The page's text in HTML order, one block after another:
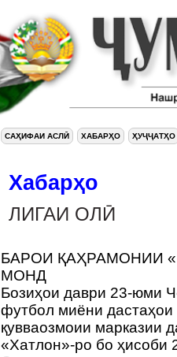
САҲИФАИ АСЛӢ ХАБАРҲО ҲУҶҶАТҲО
Хабарҳо
ЛИГАИ ОЛӢ
БАРОИ ҚАҲРАМОНИИ
МОНД
Бозиҳои даври 23-юми
футбол миёни
қувваозмоии марказии
«Хатлон»-ро бо ҳисоби